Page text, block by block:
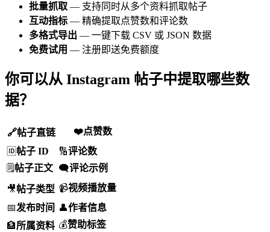
批量抓取 — 支持同时从多个资料抓取帖子
互动指标 — 精确提取点赞数和评论数
多格式导出 — 一键下载 CSV 或 JSON 数据
免费试用 — 注册即送免费额度
你可以从 Instagram 帖子中提取哪些数
据？
🔗帖子直链 ❤️点赞数
🆔 帖子 ID 🔢评论数
🗒️帖子正文 🗨️评论示例
🎥帖子类型 📹视频播放量
📅发布时间 👤作者信息
🏦所属资料 💰赞助标签